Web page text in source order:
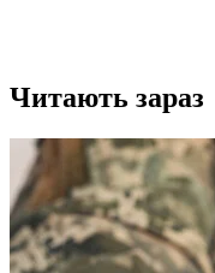
Читають зараз